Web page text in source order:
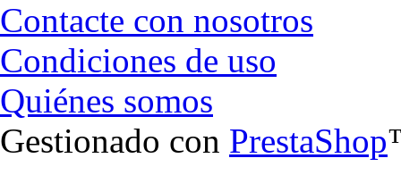
Contacte con nosotros
Condiciones de uso
Quiénes somos
Gestionado con PrestaShop